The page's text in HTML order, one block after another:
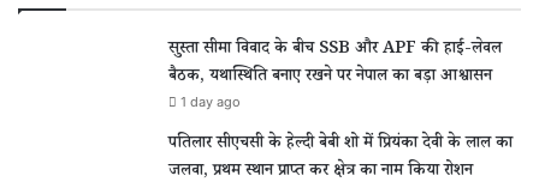
सुस्ता सीमा विवाद के बीच SSB और APF की हाई-लेवल
बैठक, यथास्थिति बनाए रखने पर नेपाल का बड़ा आश्वासन
1 day ago
पतिलार सीएचसी के हेल्दी बेबी शो में प्रियंका देवी के लाल का
जलवा, प्रथम स्थान प्राप्त कर क्षेत्र का नाम किया रोशन